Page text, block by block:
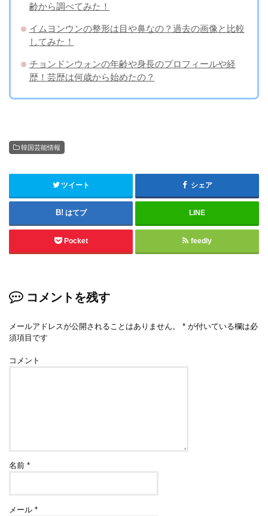
齢から調べてみた！
イムヨンウンの整形は目や鼻なの？過去の画像と比較
してみた！
チョンドンウォンの年齢や身長のプロフィールや経
歴！芸歴は何歳から始めたの？
韓国芸能情報
ツイート シェア
はてブ LINE
Pocket feedly
コメントを残す
メールアドレスが公開されることはありません。 * が付いている欄は必
須項目です
コメント
名前*
メール*